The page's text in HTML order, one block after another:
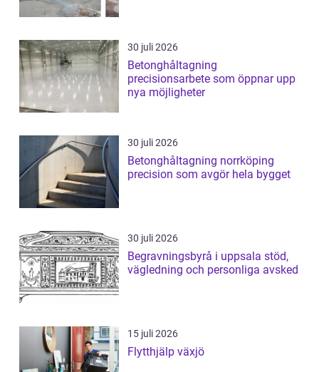
30 juli 2026
Betonghåltagning
precisionsarbete som öppnar upp
nya möjligheter
30 juli 2026
Betonghåltagning norrköping
precision som avgör hela bygget
30 juli 2026
Begravningsbyrå i uppsala stöd,
vägledning och personliga avsked
15 juli 2026
Flytthjälp växjö